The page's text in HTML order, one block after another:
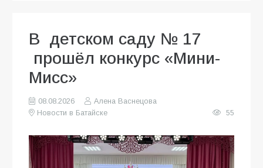
В детском саду № 17
прошёл конкурс «Мини-
Мисс»
08.08.2026
Алена Васнецова
Новости в Батайске
55